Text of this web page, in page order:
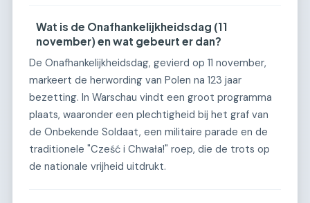
Wat is de Onafhankelijkheidsdag (11
november) en wat gebeurt er dan?
De Onafhankelijkheidsdag, gevierd op 11 november,
markeert de herwording van Polen na 123 jaar
bezetting. In Warschau vindt een groot programma
plaats, waaronder een plechtigheid bij het graf van
de Onbekende Soldaat, een militaire parade en de
traditionele "Cześć i Chwała!" roep, die de trots op
de nationale vrijheid uitdrukt.